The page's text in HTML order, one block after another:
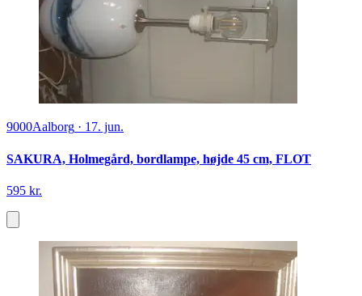
9000Aalborg · 17. jun.
SAKURA, Holmegård, bordlampe, højde 45 cm, FLOT
595 kr.